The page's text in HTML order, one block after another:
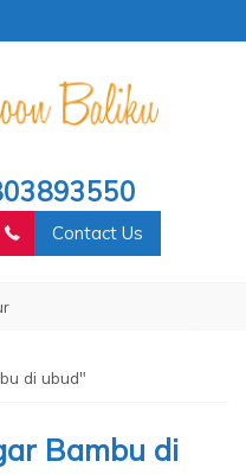
Contact Us
di ubud"
Bambu di